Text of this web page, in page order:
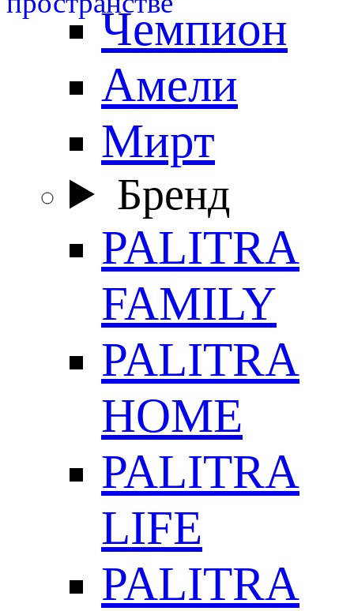
Чемпион
Амели
Мирт
Бренд
PALITRA
FAMILY
PALITRA
HOME
PALITRA
LIFE
PALITRA